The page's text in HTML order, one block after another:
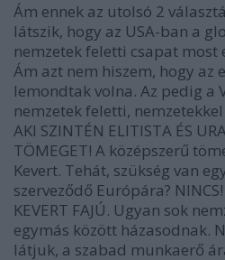
Ám ennek az utolsó 2
látszik, hogy az USA-ban a
nemzetek feletti csapat
Ám azt nem hiszem, hogy az
lemondtak volna. Az pedig a
nemzetek feletti,
AKI SZINTÉN ELITISTA ÉS
TÖMEGET! A középszerű
Kevert. Tehát, szükség van
szerveződő Európára?
KEVERT FAJÚ. Ugyan sok
egymás között házasodnak.
látjuk, a szabad munkaerő